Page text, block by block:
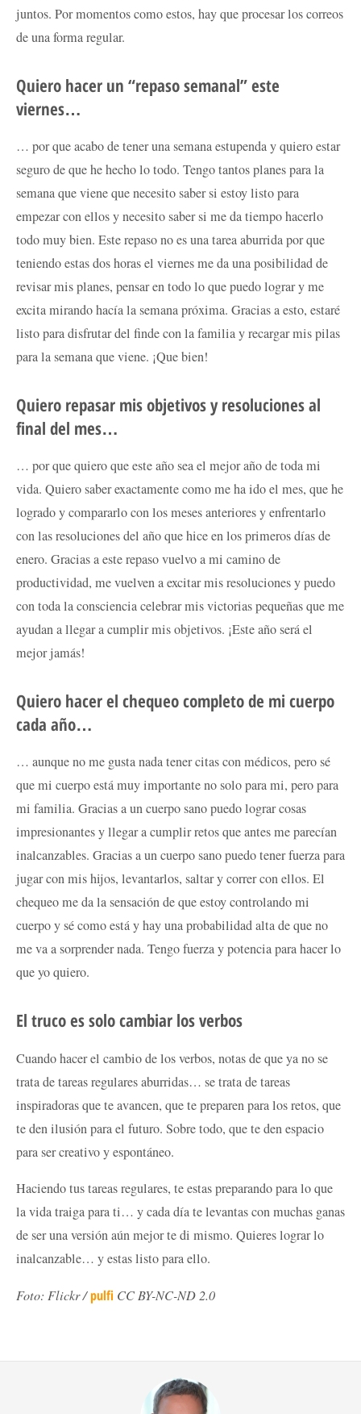
juntos. Por momentos como estos, hay que procesar los correos
de una forma regular.
Quiero hacer un “repaso semanal” este
viernes…
… por que acabo de tener una semana estupenda y quiero estar
seguro de que he hecho lo todo. Tengo tantos planes para la
semana que viene que necesito saber si estoy listo para
empezar con ellos y necesito saber si me da tiempo hacerlo
todo muy bien. Este repaso no es una tarea aburrida por que
teniendo estas dos horas el viernes me da una posibilidad de
revisar mis planes, pensar en todo lo que puedo lograr y me
excita mirando hacía la semana próxima. Gracias a esto, estaré
listo para disfrutar del finde con la familia y recargar mis pilas
para la semana que viene. ¡Que bien!
Quiero repasar mis objetivos y resoluciones al
final del mes…
… por que quiero que este año sea el mejor año de toda mi
vida. Quiero saber exactamente como me ha ido el mes, que he
logrado y compararlo con los meses anteriores y enfrentarlo
con las resoluciones del año que hice en los primeros días de
enero. Gracias a este repaso vuelvo a mi camino de
productividad, me vuelven a excitar mis resoluciones y puedo
con toda la consciencia celebrar mis victorias pequeñas que me
ayudan a llegar a cumplir mis objetivos. ¡Este año será el
mejor jamás!
Quiero hacer el chequeo completo de mi cuerpo
cada año…
… aunque no me gusta nada tener citas con médicos, pero sé
que mi cuerpo está muy importante no solo para mi, pero para
mi familia. Gracias a un cuerpo sano puedo lograr cosas
impresionantes y llegar a cumplir retos que antes me parecían
inalcanzables. Gracias a un cuerpo sano puedo tener fuerza para
jugar con mis hijos, levantarlos, saltar y correr con ellos. El
chequeo me da la sensación de que estoy controlando mi
cuerpo y sé como está y hay una probabilidad alta de que no
me va a sorprender nada. Tengo fuerza y potencia para hacer lo
que yo quiero.
El truco es solo cambiar los verbos
Cuando hacer el cambio de los verbos, notas de que ya no se
trata de tareas regulares aburridas… se trata de tareas
inspiradoras que te avancen, que te preparen para los retos, que
te den ilusión para el futuro. Sobre todo, que te den espacio
para ser creativo y espontáneo.
Haciendo tus tareas regulares, te estas preparando para lo que
la vida traiga para ti… y cada día te levantas con muchas ganas
de ser una versión aún mejor te di mismo. Quieres lograr lo
inalcanzable… y estas listo para ello.
Foto: Flickr /pulfi CC BY-NC-ND 2.0